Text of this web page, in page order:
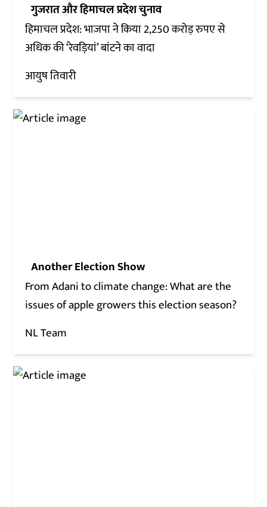
गुजरात और हिमाचल प्रदेश चुनाव
हिमाचल प्रदेश: भाजपा ने किया 2,250 करोड़ रुपए से
अधिक की ‘रेवड़ियां’ बांटने का वादा
आयुष तिवारी
Another Election Show
From Adani to climate change: What are the
issues of apple growers this election season?
NL Team